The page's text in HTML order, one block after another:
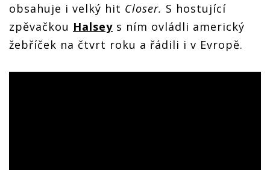
obsahuje i velký hit Closer. S hostující
zpěvačkou Halsey s ním ovládli americký
žebříček na čtvrt roku a řádili i v Evropě.